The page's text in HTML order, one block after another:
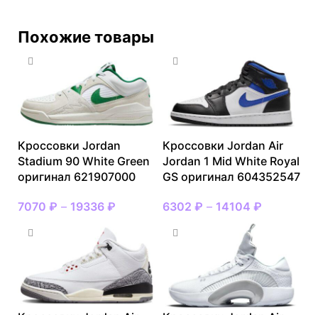
Похожие товары
Кроссовки Jordan
Stadium 90 White Green
оригинал 621907000
7070 ₽ – 19336 ₽
Кроссовки Jordan Air
Jordan 1 Mid White Royal
GS оригинал 604352547
6302 ₽ – 14104 ₽